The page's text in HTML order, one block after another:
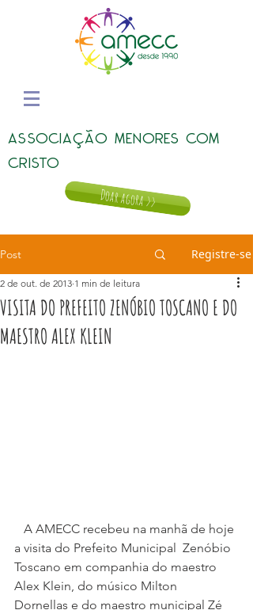
ASSOCIAÇÃO MENORES COM
CRISTO
Doar agora >>
Post Registre-se
VISITA DO PREFEITO ZENÓBIO TOSCANO E DO
MAESTRO ALEX KLEIN
2 de out. de 2013 1 min de leitura
a visita do Prefeito Municipal  Zenóbio
Toscano em companhia do maestro
Alex Klein, do músico Milton
Dornellas e do maestro municipal Zé